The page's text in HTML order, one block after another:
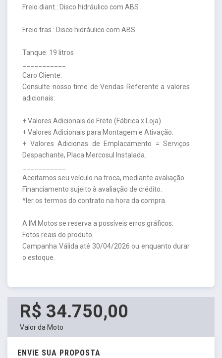
Freio diant.: Disco hidráulico com ABS
Freio tras.: Disco hidráulico com ABS
Tanque: 19 litros
Caro Cliente:
Consulte nosso time de Vendas Referente a valores
adicionais:
+ Valores Adicionais de Frete (Fábrica x Loja).
+ Valores Adicionais para Montagem e Ativação.
+ Valores Adicionas de Emplacamento = Serviços
Despachante, Placa Mercosul Instalada.
Aceitamos seu veículo na troca, mediante avaliação.
Financiamento sujeito à avaliação de crédito.
*ler os termos do contrato na hora da compra.
A IM Motos se reserva a possíveis erros gráficos.
Fotos reais do produto.
Campanha Válida até 30/04/2026 ou enquanto durar
o estoque.
R$ 34.750,00
Valor da Moto
ENVIE SUA PROPOSTA